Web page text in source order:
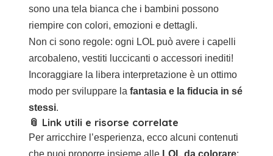
sono una tela bianca che i bambini possono
riempire con colori, emozioni e dettagli.
Non ci sono regole: ogni LOL può avere i capelli
arcobaleno, vestiti luccicanti o accessori inediti!
Incoraggiare la libera interpretazione è un ottimo
modo per sviluppare la fantasia e la fiducia in sé
stessi.
📎 Link utili e risorse correlate
Per arricchire l’esperienza, ecco alcuni contenuti
che puoi proporre insieme alle LOL da colorare: